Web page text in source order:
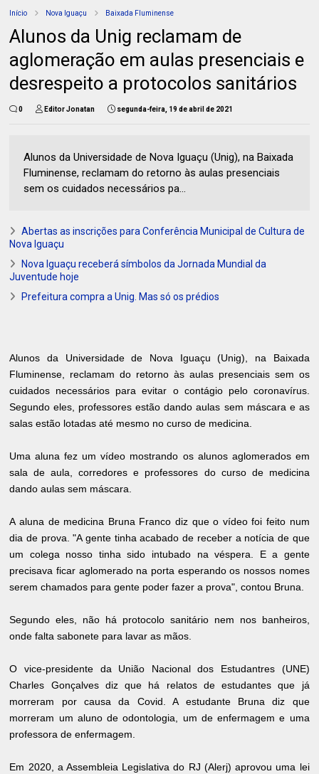
Início Nova Iguaçu Baixada Fluminense
Alunos da Unig reclamam de
aglomeração em aulas presenciais e
desrespeito a protocolos sanitários
0 Editor Jonatan segunda-feira, 19 de abril de 2021
Alunos da Universidade de Nova Iguaçu (Unig), na Baixada
Fluminense, reclamam do retorno às aulas presenciais
sem os cuidados necessários pa...
Abertas as inscrições para Conferência Municipal de Cultura de
Nova Iguaçu
Nova Iguaçu receberá símbolos da Jornada Mundial da
Juventude hoje
Prefeitura compra a Unig. Mas só os prédios
Alunos da Universidade de Nova Iguaçu (Unig), na Baixada
Fluminense, reclamam do retorno às aulas presenciais sem os
cuidados necessários para evitar o contágio pelo coronavírus.
Segundo eles, professores estão dando aulas sem máscara e as
salas estão lotadas até mesmo no curso de medicina.
Uma aluna fez um vídeo mostrando os alunos aglomerados em
sala de aula, corredores e professores do curso de medicina
dando aulas sem máscara.
A aluna de medicina Bruna Franco diz que o vídeo foi feito num
dia de prova. "A gente tinha acabado de receber a notícia de que
um colega nosso tinha sido intubado na véspera. E a gente
precisava ficar aglomerado na porta esperando os nossos nomes
serem chamados para gente poder fazer a prova", contou Bruna.
Segundo eles, não há protocolo sanitário nem nos banheiros,
onde falta sabonete para lavar as mãos.
O vice-presidente da União Nacional dos Estudantres (UNE)
Charles Gonçalves diz que há relatos de estudantes que já
morreram por causa da Covid. A estudante Bruna diz que
morreram um aluno de odontologia, um de enfermagem e uma
professora de enfermagem.
Em 2020, a Assembleia Legislativa do RJ (Alerj) aprovou uma lei